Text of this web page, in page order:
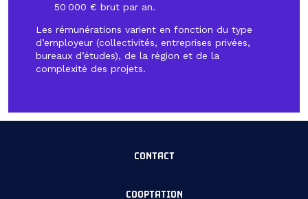
50 000 € brut par an.
Les rémunérations varient en fonction du type
d’employeur (collectivités, entreprises privées,
bureaux d’études), de la région et de la
complexité des projets.
CONTACT
COOPTATION